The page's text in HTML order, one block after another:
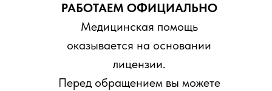
РАБОТАЕМ ОФИЦИАЛЬНО
Медицинская помощь
оказывается на основании
лицензии.
Перед обращением вы можете